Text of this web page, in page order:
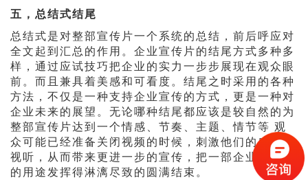
五，总结式结尾
总结式是对整部宣传片一个系统的总结，前后呼应对
全文起到汇总的作用。企业宣传片的结尾方式多种多
样，通过应试技巧把企业的实力一步步展现在观众眼
前。而且兼具着美感和可看度。结尾之时采用的各种
方法，不仅是一种支持企业宣传的方式，更是一种对
企业未来的展望。无论哪种结尾都应该是较自然的为
整部宣传片达到一个情感、节奏、主题、情节等 观
众可能已经准备关闭视频的时候，刺激他们的感官和
视听，从而带来更进一步的宣传，把一部企业专题片
的用途发挥得淋漓尽致的圆满结束。